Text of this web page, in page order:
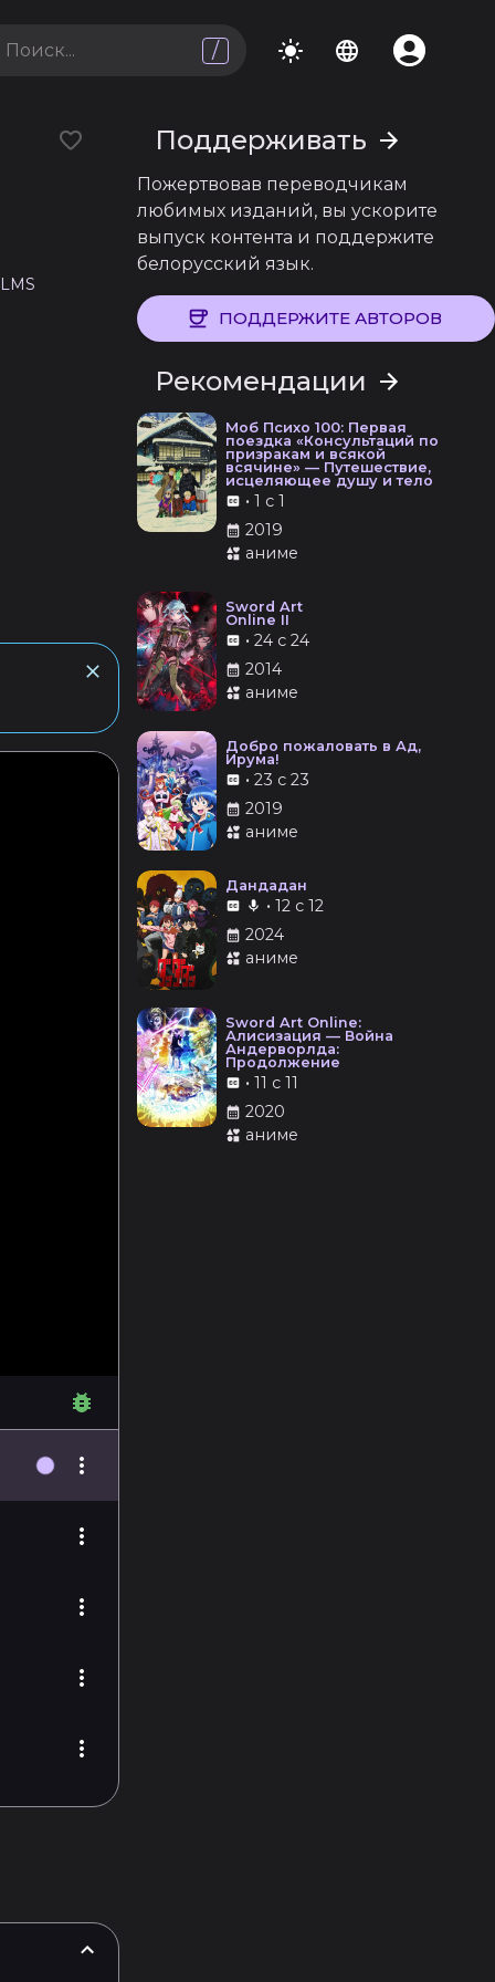
/
Поддерживать
Пожертвовав переводчикам
любимых изданий, вы ускорите
выпуск контента и поддержите
белорусский язык.
ПОДДЕРЖИТЕ АВТОРОВ
Рекомендации
Моб Психо 100: Первая
поездка «Консультаций по
призракам и всякой
всячине» — Путешествие,
исцеляющее душу и тело
• 1 с 1
2019
аниме
Sword Art
Online II
• 24 с 24
2014
аниме
Добро пожаловать в Ад,
Ирума!
• 23 с 23
2019
аниме
Дандадан
• 12 с 12
2024
аниме
Sword Art Online:
Алисизация — Война
Андерворлда:
Продолжение
• 11 с 11
2020
аниме